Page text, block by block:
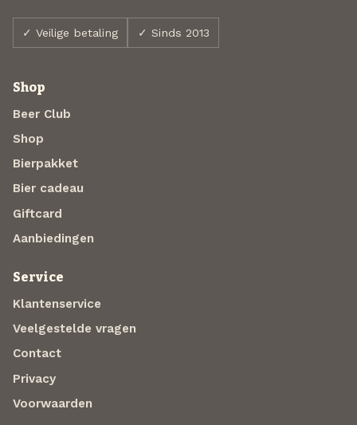
✓ Veilige betaling ✓ Sinds 2013
Shop
Beer Club
Shop
Bierpakket
Bier cadeau
Giftcard
Aanbiedingen
Service
Klantenservice
Veelgestelde vragen
Contact
Privacy
Voorwaarden